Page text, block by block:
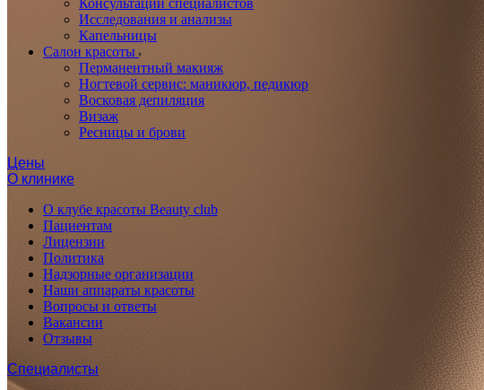
Консультации специалистов
Исследования и анализы
Капельницы
Салон красоты
Перманентный макияж
Ногтевой сервис: маникюр, педикюр
Восковая депиляция
Визаж
Ресницы и брови
Цены
О клинике
О клубе красоты Beauty club
Пациентам
Лицензии
Политика
Надзорные организации
Наши аппараты красоты
Вопросы и ответы
Вакансии
Отзывы
Специалисты